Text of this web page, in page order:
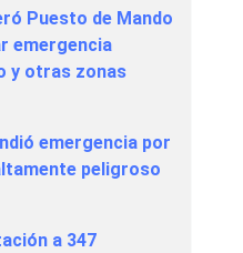
Puesto de Mando
emergencia
y otras zonas
emergencia por
peligroso
a 347